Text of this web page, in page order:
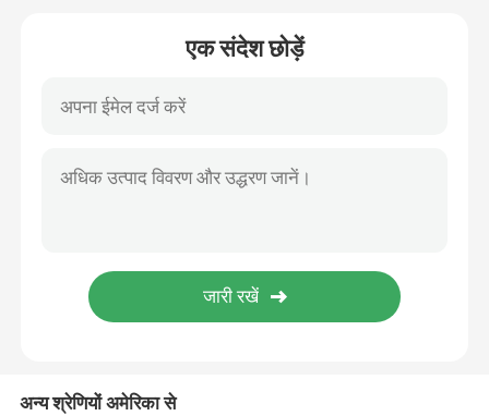
लामिना का प्रवाह कैबिनेट
एक संदेश छोड़ें
अन्य श्रेणियों अमेरिका से